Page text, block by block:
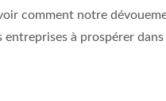
comment notre
entreprises à prospérer dans